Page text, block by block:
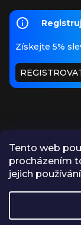
Tento web
procházením
jejich
Získejte 5%
PŘIJÍMÁME